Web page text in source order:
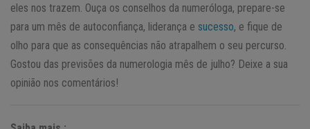
eles nos trazem. Ouça os conselhos da numeróloga, prepare-se
para um mês de autoconfiança, liderança e sucesso, e fique de
olho para que as consequências não atrapalhem o seu percurso.
Gostou das previsões da numerologia mês de julho? Deixe a sua
opinião nos comentários!